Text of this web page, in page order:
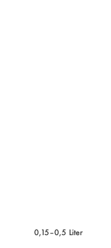
0,15–0,5 Liter